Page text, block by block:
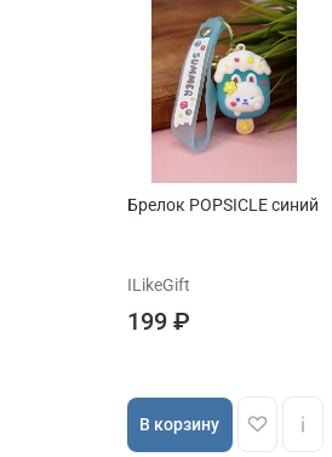
Брелок POPSICLE синий
ILikeGift
199 ₽
В корзину